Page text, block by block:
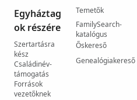
Egyháztag
ok részére
Szertartásra
kész
Családinév-
támogatás
Források
vezetőknek
Temetők
FamilySearch-
katalógus
Őskereső
Genealógiakereső